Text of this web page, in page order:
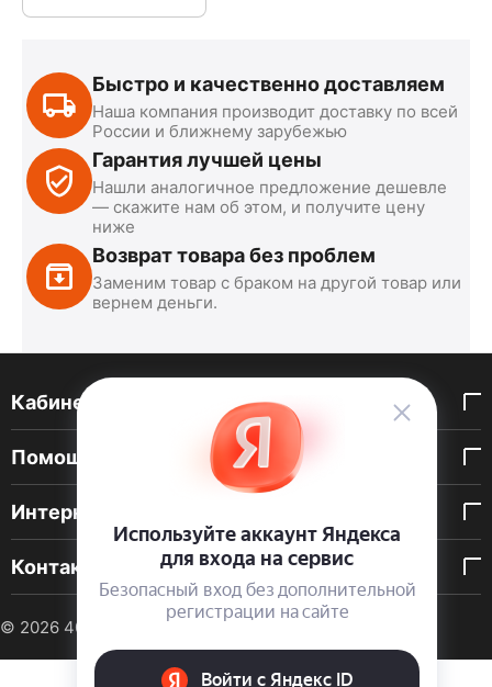
Быстро и качественно доставляем
Наша компания производит доставку по всей
России и ближнему зарубежью
Гарантия лучшей цены
Нашли аналогичное предложение дешевле
— скажите нам об этом, и получите цену
ниже
Возврат товара без проблем
Заменим товар с браком на другой товар или
вернем деньги.
Кабинет покупателя
Помощь покупателю
Интернет-магазин
Контакты
© 2026 40 DEN. Интернет-магазин